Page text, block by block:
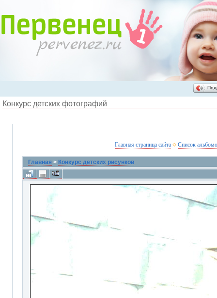
Конкурс детских фотографий
Главная страница сайта Список
Главная > Конкурс детских рисунков